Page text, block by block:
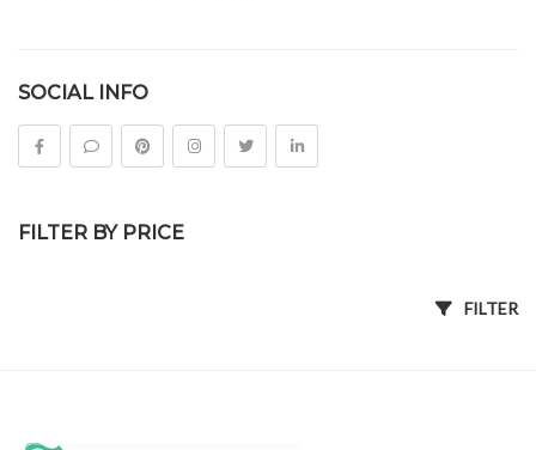
ดอกไม้จันทน์
SOCIAL INFO
FILTER BY PRICE
FILTER